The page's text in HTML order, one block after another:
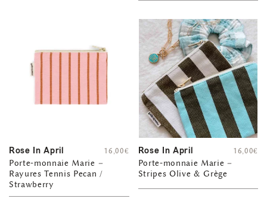
Rose In April
Porte-monnaie Marie –
Rayures Tennis Pecan /
Strawberry
16,00€ Rose In April
Porte-monnaie Marie –
Stripes Olive & Grège
16,00€